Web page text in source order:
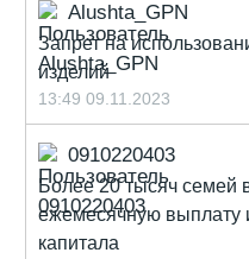
Alushta_GPN
Запрет на
изделий
13:49 09.11.2023
0910220403
Более 20 тысяч семей
ежемесячную выплату
капитала